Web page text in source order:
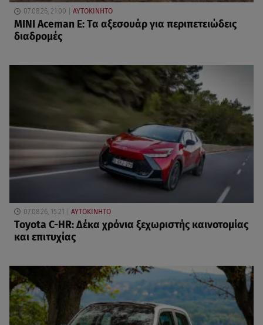
07.08.26, 21:00 ΑΥΤΟΚΙΝΗΤΟ
MINI Aceman E: Τα αξεσουάρ για περιπετειώδεις
διαδρομές
07.08.26, 15:21 ΑΥΤΟΚΙΝΗΤΟ
Toyota C-HR: Δέκα χρόνια ξεχωριστής καινοτομίας
και επιτυχίας